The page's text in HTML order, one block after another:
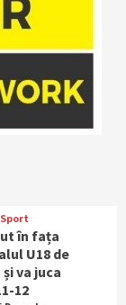
Sport
în fața
U18 de
va juca
12